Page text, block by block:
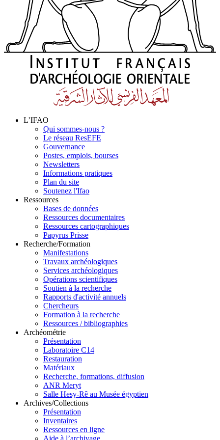
L’IFAO
Qui sommes-nous ?
Le réseau ResEFE
Gouvernance
Postes, emplois, bourses
Newsletters
Informations pratiques
Plan du site
Soutenez l'Ifao
Ressources
Bases de données
Ressources documentaires
Ressources cartographiques
Papyrus Prisse
Recherche/Formation
Manifestations
Travaux archéologiques
Services archéologiques
Opérations scientifiques
Soutien à la recherche
Rapports d'activité annuels
Chercheurs
Formation à la recherche
Ressources / bibliographies
Archéométrie
Présentation
Laboratoire C14
Restauration
Matériaux
Recherche, formations, diffusion
ANR Meryt
Salle Hesy-Rê au Musée égyptien
Archives/Collections
Présentation
Inventaires
Ressources en ligne
Aide à l’archivage
Taposiris Magna et Plinthine